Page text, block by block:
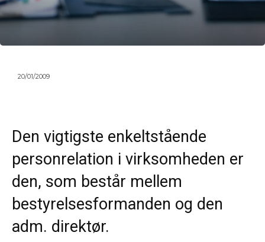
20/01/2009
Den vigtigste enkeltstående
personrelation i virksomheden er
den, som består mellem
bestyrelsesformanden og den
adm. direktør.